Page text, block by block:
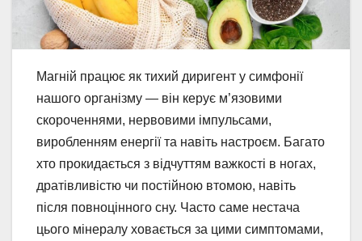
Магній працює як тихий диригент у симфонії
нашого організму — він керує м’язовими
скороченнями, нервовими імпульсами,
виробленням енергії та навіть настроєм. Багато
хто прокидається з відчуттям важкості в ногах,
дратівливістю чи постійною втомою, навіть
після повноцінного сну. Часто саме нестача
цього мінералу ховається за цими симптомами,